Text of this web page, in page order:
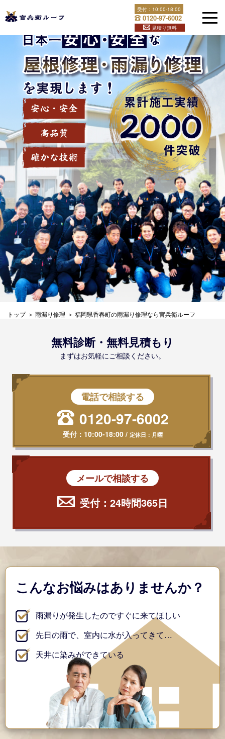
to
content
0120-97-6002
受付： 10:00-18:00
見積り無料
官兵衛ルーフは福岡県全土と下関で屋根修理・雨漏り修理を
行っております！屋根のことでお困りなら官兵衛ルーフへ！
トップ 雨漏り修理 福岡県香春町の雨漏り修理なら官兵衛ルーフ
無料診断・無料見積もり
まずはお気軽にご相談ください。
電話で相談する
0120-97-6002
受付： 10:00-18:00/ 定休日：月曜
メールで相談する
受付：24時間365日
こんなお悩みはありませんか？
雨漏りが発生したのですぐに来てほしい
先日の雨で、室内に水が入ってきて…
天井に染みができている